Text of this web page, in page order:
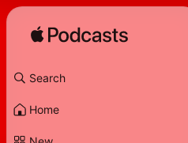
Search
Home